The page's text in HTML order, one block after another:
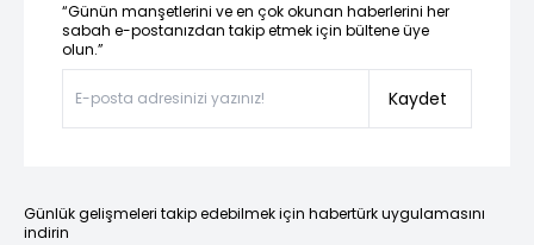
“Günün manşetlerini ve en çok okunan haberlerini her
sabah e-postanızdan takip etmek için bültene üye
olun.”
Kaydet
Günlük gelişmeleri takip edebilmek için habertürk uygulamasını
indirin